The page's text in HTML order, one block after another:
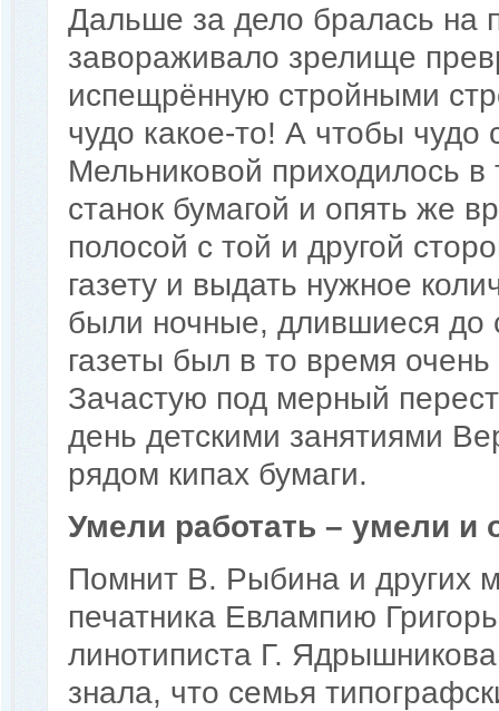
Дальше за дело бралась на
завораживало зрелище
испещрённую стройными
чудо какое-то! А чтобы чудо
Мельниковой приходилось
станок бумагой и опять же
полосой с той и другой
газету и выдать нужное
были ночные, длившиеся до
газеты был в то время
Зачастую под мерный
день детскими занятиями
рядом кипах бумаги.
Умели работать – умели и
Помнит В. Рыбина и других
печатника Евлампию
линотиписта Г.
знала, что семья